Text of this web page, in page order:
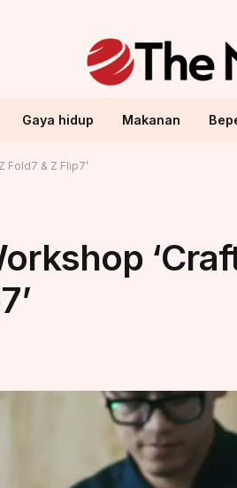
Gaya hidup Makanan
Fold7 & Z Flip7’